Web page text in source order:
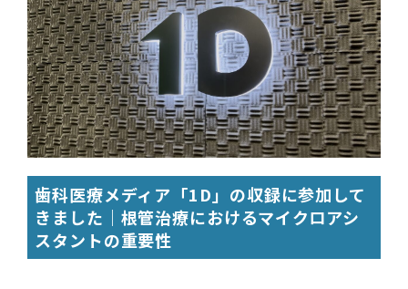
歯科医療メディア「1D」の収録に参加して
きました｜根管治療におけるマイクロアシ
スタントの重要性